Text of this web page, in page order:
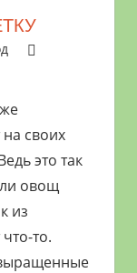
своих
это так
овощ
из
то.